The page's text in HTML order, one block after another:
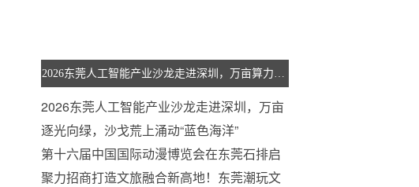
2026东莞人工智能产业沙龙走进深圳，万亩算力产业岛面向湾区企业招商
2026东莞人工智能产业沙龙走进深圳，万亩
算力产业岛面向湾区企业招商
逐光向绿，沙戈荒上涌动“蓝色海洋”
第十六届中国国际动漫博览会在东莞石排启
幕
聚力招商打造文旅融合新高地！东莞潮玩文